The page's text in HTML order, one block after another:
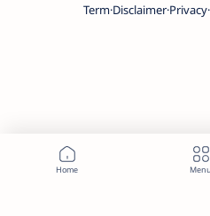
Term Disclaimer Privacy